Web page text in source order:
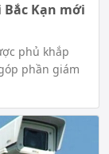
Kạn mới
phủ khắp
phần giám